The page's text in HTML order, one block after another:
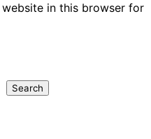
website in this browser for
Search